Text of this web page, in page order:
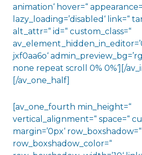
animation‘ hover=“
lazy_loading=’disabled‘ link=“
alt_attr=“ id=“ custom_class=“
jxf0aa6o‘
none repeat scroll 0% 0%‘][/
[/av_one_half]
[av_one_fourth min_height=“
vertical_alignment=“ space=“
margin=’0px‘ row_boxshadow=“
row_boxshadow_color=“